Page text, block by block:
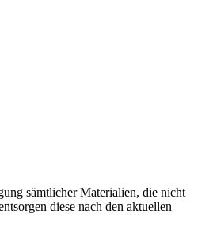
sämtlicher Materialien, die nicht
diese nach den aktuellen